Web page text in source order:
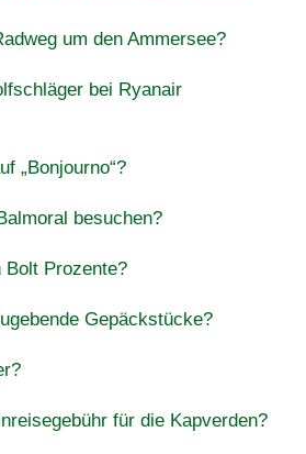
um den Ammersee?
bei Ryanair
„Bonjourno“?
besuchen?
Bolt Prozente?
Gepäckstücke?
für die Kapverden?